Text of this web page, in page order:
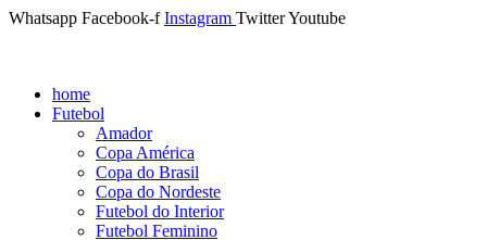
Whatsapp Facebook-f Instagram TwitterYoutube
home
Futebol
Amador
Copa América
Copa do Brasil
Copa do Nordeste
Futebol do Interior
Futebol Feminino